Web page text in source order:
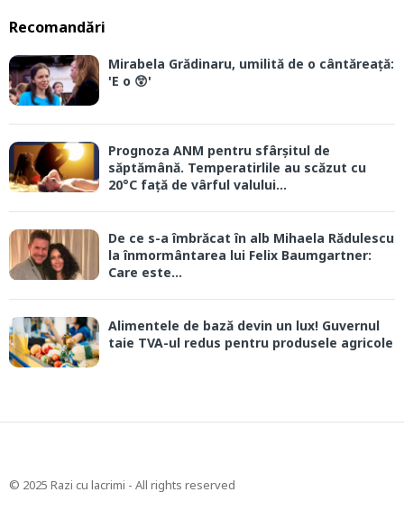
Recomandări
Mirabela Grădinaru, umilită de o cântăreață:
'E o 😲'
Prognoza ANM pentru sfârșitul de
săptămână. Temperatirlile au scăzut cu
20°C față de vârful valului...
De ce s-a îmbrăcat în alb Mihaela Rădulescu
la înmormântarea lui Felix Baumgartner:
Care este...
Alimentele de bază devin un lux! Guvernul
taie TVA-ul redus pentru produsele agricole
© 2025 Razi cu lacrimi - All rights reserved